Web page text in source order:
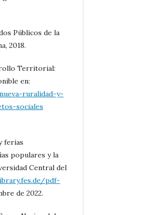
Públicos de la
2018.
Territorial:
en:
ruralidad-y-
sociales
ferias
populares y la
Central del
pdf-
de 2022.